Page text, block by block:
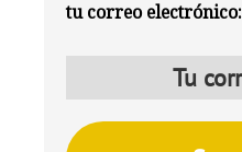
tu correo electrónico: